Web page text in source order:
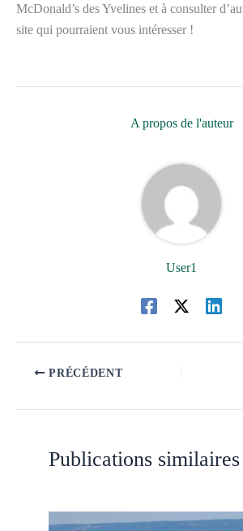
McDonald’s des Yvelines et à consulter
site qui pourraient vous intéresser !
A propos de l'auteur
User1
PRÉCÉDENT
Publications similaires